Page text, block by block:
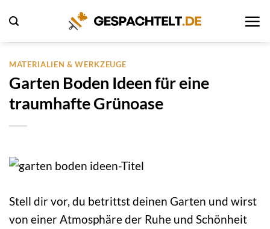
Inhalt
springen
MATERIALIEN & WERKZEUGE
Garten Boden Ideen für eine
traumhafte Grünoase
Stell dir vor, du betrittst deinen Garten und wirst
von einer Atmosphäre der Ruhe und Schönheit